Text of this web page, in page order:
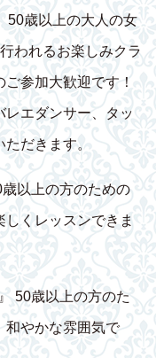
50歳以上の大人の女
われるお楽しみクラ
参加大歓迎です！
エダンサー、タッ
ただきます。
歳以上の方のための
くレッスンできま
50歳以上の方のた
和やかな雰囲気で